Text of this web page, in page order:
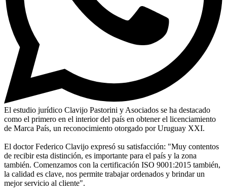
El estudio jurídico Clavijo Pastorini y Asociados se ha destacado
como el primero en el interior del país en obtener el licenciamiento
de Marca País, un reconocimiento otorgado por Uruguay XXI.
El doctor Federico Clavijo expresó su satisfacción: "Muy contentos
de recibir esta distinción, es importante para el país y la zona
también. Comenzamos con la certificación ISO 9001:2015 también,
la calidad es clave, nos permite trabajar ordenados y brindar un
mejor servicio al cliente".